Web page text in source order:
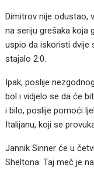
Dimitrov nije odustao,
na seriju grešaka koja
uspio da iskoristi dvije
stajalo 2:0.
Ipak, poslije
bol i vidjelo se da će
i bilo, poslije pomoći
Italijanu, koji se
Jannik Sinner će u
Sheltona. Taj meč je